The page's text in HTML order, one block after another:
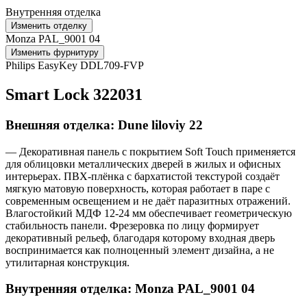
Внутренняя отделка
Изменить отделку
Monza PAL_9001 04
Изменить фурнитуру
Philips EasyKey DDL709-FVP
Smart Lock 322031
Внешняя отделка: Dune liloviy 22
— Декоративная панель с покрытием Soft Touch применяется
для облицовки металлических дверей в жилых и офисных
интерьерах. ПВХ-плёнка с бархатистой текстурой создаёт
мягкую матовую поверхность, которая работает в паре с
современным освещением и не даёт паразитных отражений.
Влагостойкий МДФ 12-24 мм обеспечивает геометрическую
стабильность панели. Фрезеровка по лицу формирует
декоративный рельеф, благодаря которому входная дверь
воспринимается как полноценный элемент дизайна, а не
утилитарная конструкция.
Внутренняя отделка: Monza PAL_9001 04